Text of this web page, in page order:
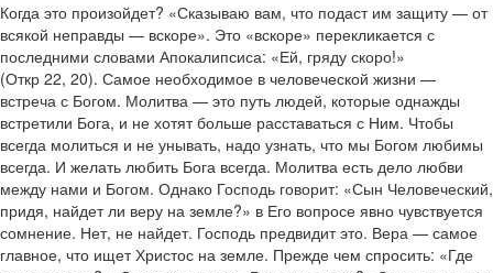
Когда это произойдет? «Сказываю вам, что подаст им защиту — от
всякой неправды — вскоре». Это «вскоре» перекликается с
последними словами Апокалипсиса: «Ей, гряду скоро!»
(Откр 22, 20). Самое необходимое в человеческой жизни —
встреча с Богом. Молитва — это путь людей, которые однажды
встретили Бога, и не хотят больше расставаться с Ним. Чтобы
всегда молиться и не унывать, надо узнать, что мы Богом любимы
всегда. И желать любить Бога всегда. Молитва есть дело любви
между нами и Богом. Однако Господь говорит: «Сын Человеческий,
придя, найдет ли веру на земле?» в Его вопросе явно чувствуется
сомнение. Нет, не найдет. Господь предвидит это. Вера — самое
главное, что ищет Христос на земле. Прежде чем спросить: «Где